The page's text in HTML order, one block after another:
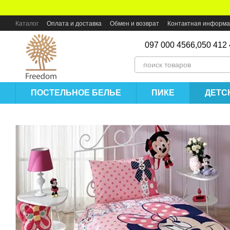
Каталог Оплата и доставка Обмен и возврат Контактная
097 000 4566,050 412
ПОСТЕЛЬНОЕ БЕЛЬЕ ПИКЕ